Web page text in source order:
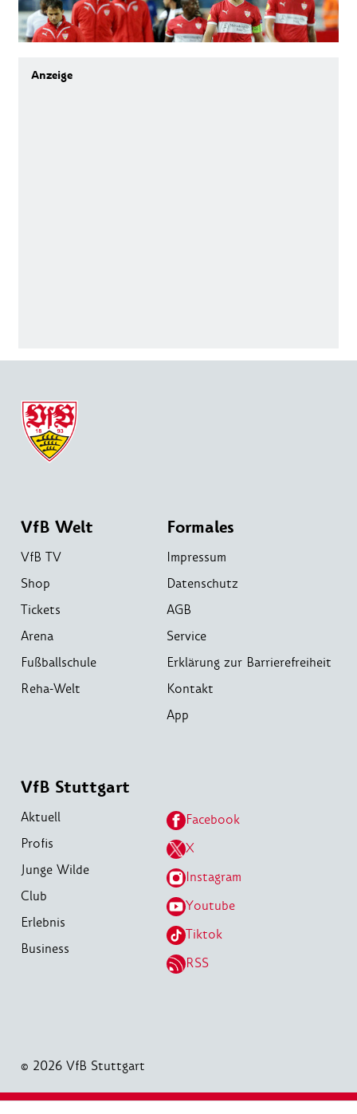
VfB Welt
VfB TV
Shop
Tickets
Arena
Fußballschule
Reha-Welt
Formales
Impressum
Datenschutz
AGB
Service
Erklärung zur Barrierefreiheit
Kontakt
App
VfB Stuttgart
Aktuell
Profis
Junge Wilde
Club
Erlebnis
Business
Facebook
X
Instagram
Youtube
Tiktok
RSS
© 2026 VfB Stuttgart